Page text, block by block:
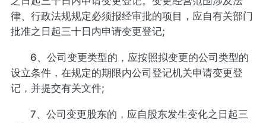
律、行政法规规定必须报经审批的项目，应自有关部门
批准之日起三十日内申请变更登记;
6、公司变更类型的，应按照拟变更的公司类型的
设立条件，在规定的期限内公司登记机关申请变更登
记，并提交有关文件;
7、公司变更股东的，应自股东发生变化之日起三